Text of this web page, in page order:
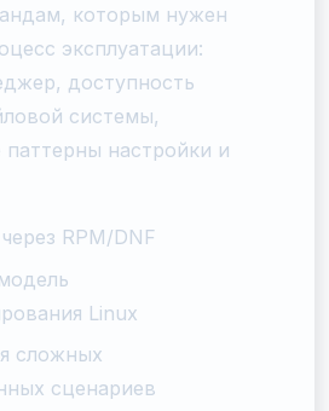
которым нужен
эксплуатации:
доступность
системы,
настройки и
RPM/DNF
Linux
сложных
сценариев